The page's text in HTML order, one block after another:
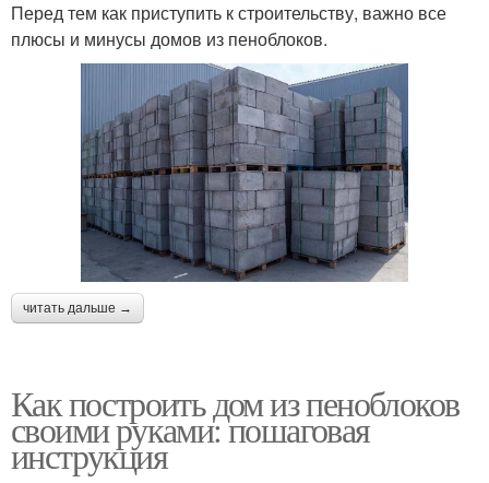
Перед тем как приступить к строительству, важно все
плюсы и минусы домов из пеноблоков.
читать дальше →
Как построить дом из пеноблоков
своими руками: пошаговая
инструкция